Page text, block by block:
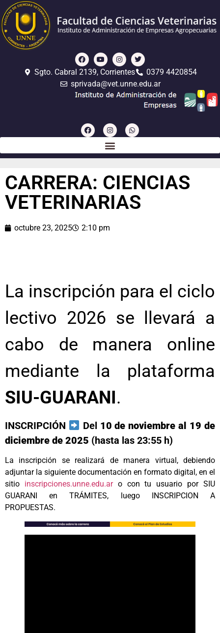
Sgto. Cabral 2139, Corrientes
0379 4420854
sprivada@vet.unne.edu.ar
CARRERA: CIENCIAS
VETERINARIAS
octubre 23, 2025 2:10 pm
La inscripción para el ciclo
lectivo 2026 se llevará a
cabo de manera online
mediante la plataforma
SIU-GUARANI.
INSCRIPCIÓN Del 10 de noviembre al 19 de
diciembre de 2025 (hasta las 23:55 h)
La inscripción se realizará de manera virtual, debiendo
adjuntar la siguiente documentación en formato digital, en el
sitio inscripciones.unne.edu.aro con tu usuario por SIU
GUARANI en TRÁMITES, luego INSCRIPCION A
PROPUESTAS.